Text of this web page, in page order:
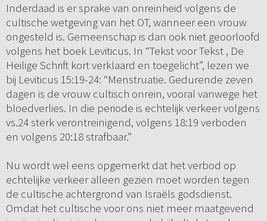
Inderdaad is er sprake van onreinheid volgens de
cultische wetgeving van het OT, wanneer een vrouw
ongesteld is. Gemeenschap is dan ook niet geoorloofd
volgens het boek Leviticus. In “Tekst voor Tekst , De
Heilige Schrift kort verklaard en toegelicht”, lezen we
bij Leviticus 15:19-24: “Menstruatie. Gedurende zeven
dagen is de vrouw cultisch onrein, vooral vanwege het
bloedverlies. In die periode is echtelijk verkeer volgens
vs.24 sterk verontreinigend, volgens 18:19 verboden
en volgens 20:18 strafbaar.”
Nu wordt wel eens opgemerkt dat het verbod op
echtelijke verkeer alleen gezien moet worden tegen
de cultische achtergrond van Israëls godsdienst.
Omdat het cultische voor ons niet meer maatgevend